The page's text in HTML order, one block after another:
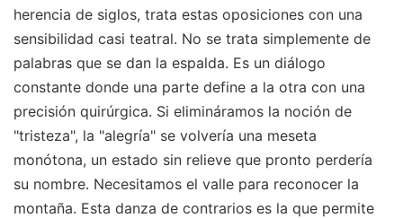
herencia de siglos, trata estas oposiciones con una
sensibilidad casi teatral. No se trata simplemente de
palabras que se dan la espalda. Es un diálogo
constante donde una parte define a la otra con una
precisión quirúrgica. Si elimináramos la noción de
"tristeza", la "alegría" se volvería una meseta
monótona, un estado sin relieve que pronto perdería
su nombre. Necesitamos el valle para reconocer la
montaña. Esta danza de contrarios es la que permite